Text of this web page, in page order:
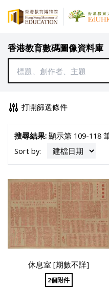
香港教育數碼圖像資料庫
打開篩選條件
搜尋結果:顯示第 109-118
Sort by:
休息室 [期數不詳]
2個附件